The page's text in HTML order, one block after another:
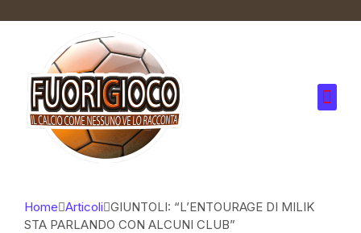
Home Articoli GIUNTOLI: “L’ENTOURAGE DI MILIK
STA PARLANDO CON ALCUNI CLUB”